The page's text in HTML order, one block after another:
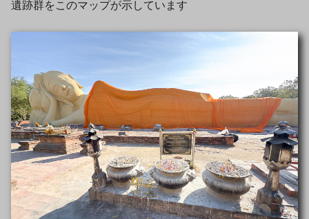
遺跡群をこのマップが示しています